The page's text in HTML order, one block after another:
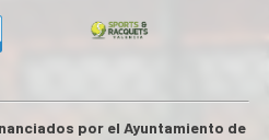
por el Ayuntamiento de